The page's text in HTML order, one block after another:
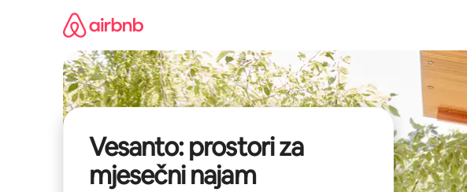
Vesanto: prostori za
mjesečni najam